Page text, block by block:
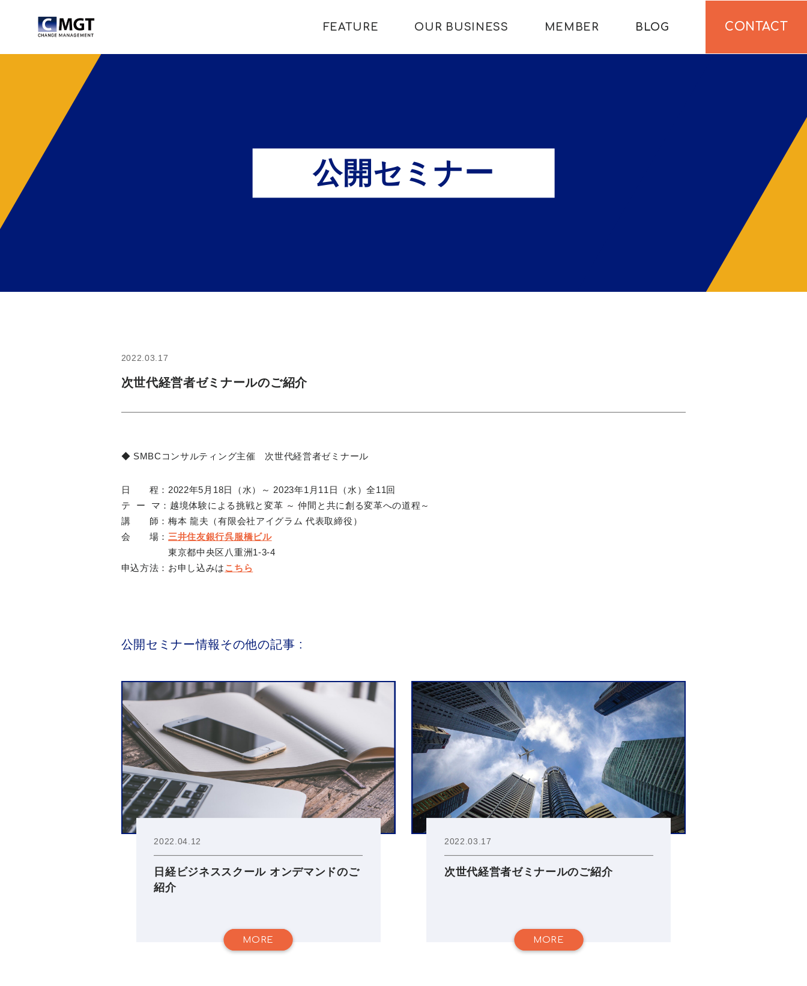
FEATURE OUR BUSINESS MEMBER BLOG CONTACT
公開セミナー
2022.03.17
次世代経営者ゼミナールのご紹介
◆ SMBCコンサルティング主催 次世代経営者ゼミナール
日 程：2022年5月18日（水）～ 2023年1月11日（水）全11回
テ ー マ： 越境体験による挑戦と変革 ～ 仲間と共に創る変革への道程～
講 師：梅本 龍夫（有限会社アイグラム 代表取締役）
会 場： 三井住友銀行呉服橋ビル
東京都中央区八重洲1-3-4
申込方法：お申し込みはこちら
公開セミナー情報その他の記事 :
2022.04.12
日経ビジネススクール オンデマンドのご
紹介
MORE
2022.03.17
次世代経営者ゼミナールのご紹介
MORE